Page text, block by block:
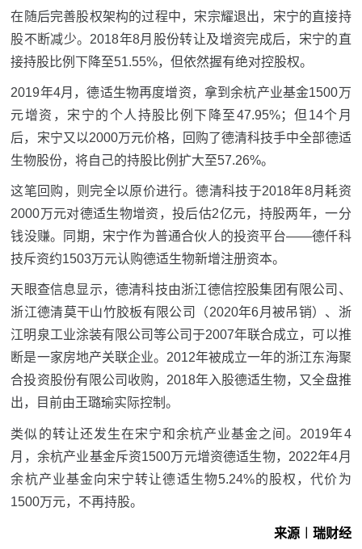
在随后完善股权架构的过程中，宋宗耀退出，宋宁的直接持
股不断减少。2018年8月股份转让及增资完成后，宋宁的直
接持股比例下降至51.55%，但依然握有绝对控股权。
2019年4月，德适生物再度增资，拿到余杭产业基金1500万
元增资，宋宁的个人持股比例下降至47.95%；但14个月
后，宋宁又以2000万元价格，回购了德清科技手中全部德适
生物股份，将自己的持股比例扩大至57.26%。
这笔回购，则完全以原价进行。德清科技于2018年8月耗资
2000万元对德适生物增资，投后估2亿元，持股两年，一分
钱没赚。同期，宋宁作为普通合伙人的投资平台——德仟科
技斥资约1503万元认购德适生物新增注册资本。
天眼查信息显示，德清科技由浙江德信控股集团有限公司、
浙江德清莫干山竹胶板有限公司（2020年6月被吊销）、浙
江明泉工业涂装有限公司等公司于2007年联合成立，可以推
断是一家房地产关联企业。2012年被成立一年的浙江东海聚
合投资股份有限公司收购，2018年入股德适生物，又全盘推
出，目前由王璐瑜实际控制。
类似的转让还发生在宋宁和余杭产业基金之间。2019年4
月，余杭产业基金斥资1500万元增资德适生物，2022年4月
余杭产业基金向宋宁转让德适生物5.24%的股权，代价为
1500万元，不再持股。
来源︱瑞财经